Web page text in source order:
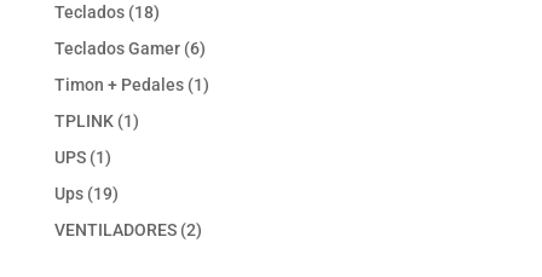
Teclados 1818
productos
Teclados Gamer 66
productos
Timon + Pedales 11
TPLINK 11
UPS 11
producto
Ups 1919
productos
VENTILADORES 22